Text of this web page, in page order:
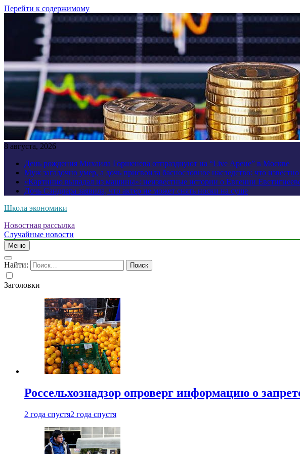
Перейти к содержимому
8 августа, 2026
День рождения Михаила Горшенева отпразднуют на “Live Арене” в Москве
Муж загадочно умер, а дочь присвоила баснословное наследство: что
«Картинно выпадал из машины»: неизвестные истории о Евгении
Дочь Сэндлера заявила, что актер не может снять носки на суше
Школа экономики
Новостная рассылка
Случайные новости
Меню
Найти:
Заголовки
Россельхознадзор опроверг информацию о
2 года спустя2 года спустя